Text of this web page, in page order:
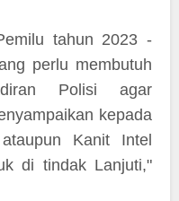
tahun 2023 -
perlu membutuh
Polisi agar
kepada
Kanit Intel
di tindak Lanjuti,"